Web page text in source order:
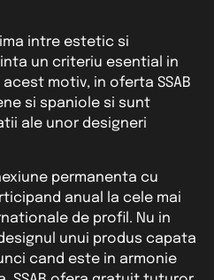
intre estetic si
un criteriu esential in
motiv, in oferta SSAB
si spaniole si sunt
ale unor designeri
permanenta cu
anual la cele mai
de profil. Nu in
unui produs capata
cand este in armonie